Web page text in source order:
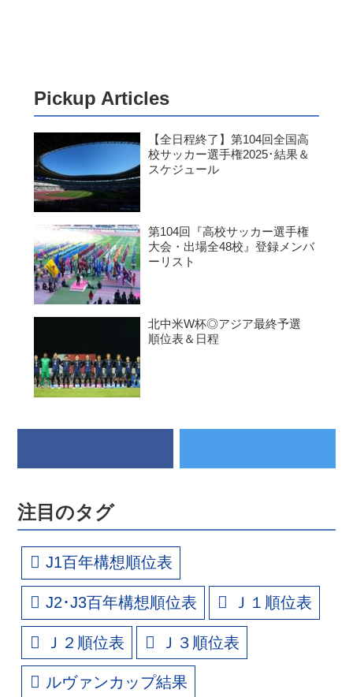
Pickup Articles
【全日程終了】第104回全国高
校サッカー選手権2025･結果＆
スケジュール
第104回『高校サッカー選手権
大会・出場全48校』登録メンバ
ーリスト
北中米W杯◎アジア最終予選
順位表＆日程
注目のタグ
J1百年構想順位表
J2･J3百年構想順位表 Ｊ１順位表
Ｊ２順位表 Ｊ３順位表
ルヴァンカップ結果